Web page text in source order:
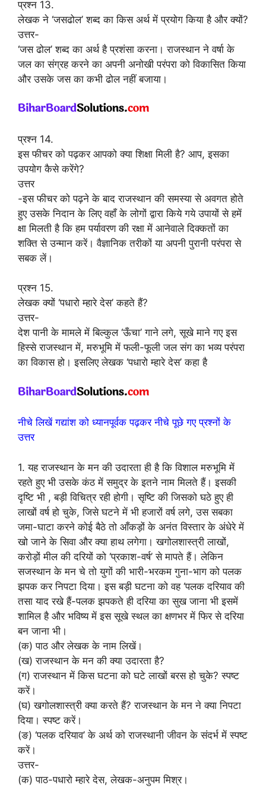
प्रश्न 13.
लेखक ने ‘जसढोल’ शब्द का किस अर्थ में प्रयोग किया है और क्यों?
उत्तर-
‘जस ढोल’ शब्द का अर्थ है प्रशंसा करना। राजस्थान ने वर्षा के
जल का संग्रह करने का अपनी अनोखी परंपरा को विकासित किया
और उसके जस का कभी ढोल नहीं बजाया।
प्रश्न 14.
इस फीचर को पढ़कर आपको क्या शिक्षा मिली है? आप, इसका
उपयोग कैसे करेंगे?
उत्तर
-इस फीचर को पढ़ने के बाद राजस्थान की समस्या से अवगत होते
हुए उसके निदान के लिए वहाँ के लोगों द्वारा किये गये उपायों से हमें
क्षा मिलती है कि हम पर्यावरण की रक्षा में आनेवाले दिक्कतों का
शक्ति से उन्मान करें। वैज्ञानिक तरीकों या अपनी पुरानी परंपरा से
सबक लें।
प्रश्न 15.
लेखक क्यों ‘पधारो म्हारे देस’ कहते हैं?
उत्तर-
देश पानी के मामले में बिल्कुल ‘ऊँचा’ गाने लगे, सूखे माने गए इस
हिस्से राजस्थान में, मरुभूमि में फली-फूली जल संग का भव्य परंपरा
का विकास हो। इसलिए लेखक ‘पधारो म्हारे देस’ कहा है
नीचे लिखें गद्यांश को ध्यानपूर्वक पढ़कर नीचे पूछे गए प्रश्नों के
उत्तर
1. यह राजस्थान के मन की उदारता ही है कि विशाल मरुभूमि में
रहते हुए भी उसके कंठ में समुद्र के इतने नाम मिलते हैं। इसकी
दृष्टि भी , बड़ी विचित्र रही होगी। सृष्टि की जिसको घठे हुए ही
लाखों वर्ष हो चुके, जिसे घटने में भी हजारों वर्ष लगे, उस सबका
जमा-घाटा करने कोई बैठे तो आँकड़ों के अनंत विस्तार के अंधेरे में
खो जाने के सिवा और क्या हाथ लगेगा। खगोलशास्त्री लाखों,
करोड़ों मील की दरियों को ‘प्रकाश-वर्ष’ से मापते हैं। लेकिन
सजस्थान के मन चे तो युगों की भारी-भरकम गुना-भाग को पलक
झपक कर निपटा दिया। इस बड़ी घटना को वह ‘पलक दरियाव की
तसा याद रखे हैं-पलक झपकते ही दरिया का सुख जाना भी इसमें
शामिल है और भविष्य में इस सूखे स्थल का क्षणभर में फिर से दरिया
बन जाना भी।
(क) पाठ और लेखक के नाम लिखें।
(ख) राजस्थान के मन की क्या उदारता है?
(ग) राजस्थान में किस घटना को घटे लाखों बरस हो चुके? स्पष्ट
करें।
(घ) खगोलशास्त्री क्या करते हैं? राजस्थान के मन ने क्या निपटा
दिया। स्पष्ट करें।
(ङ) ‘पलक दरियाव’ के अर्थ को राजस्थानी जीवन के संदर्भ में स्पष्ट
करें।
उत्तर-
(क) पाठ-पधारो म्हारे देस, लेखक-अनुपम मिश्र।